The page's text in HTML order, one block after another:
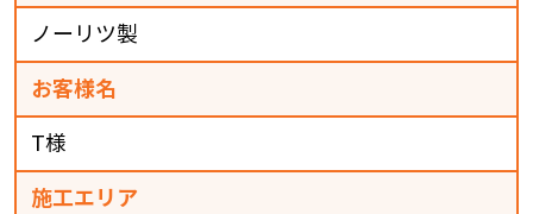
ノーリツ製
お客様名
T様
施工エリア